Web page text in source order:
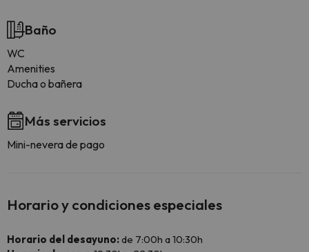
Baño
WC
Amenities
Ducha o bañera
Más servicios
Mini-nevera de pago
Horario y condiciones especiales
Horario del desayuno:de 7:00h a 10:30h